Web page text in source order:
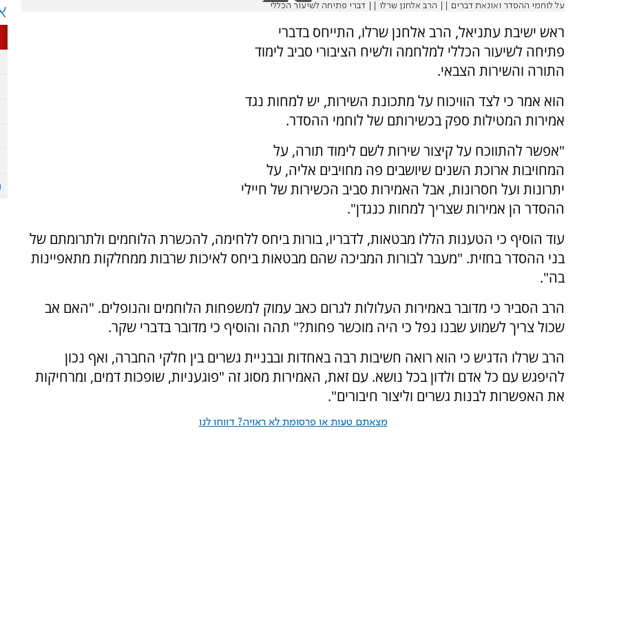
על לוחמי ההסדר ואונאת דברים || הרב אלחנן שרלו || דברי פתיחה לשיעור הכללי
ראש ישיבת עתניאל, הרב אלחנן שרלו, התייחס בדברי
פתיחה לשיעור הכללי למלחמה ולשיח הציבורי סביב לימוד
התורה והשירות הצבאי.
הוא אמר כי לצד הוויכוח על מתכונת השירות, יש למחות נגד
אמירות המטילות ספק בכשירותם של לוחמי ההסדר.
"אפשר להתווכח על קיצור שירות לשם לימוד תורה, על
המחויבות ארוכת השנים שיושבים פה מחויבים אליה, על
יתרונות ועל חסרונות, אבל האמירות סביב הכשירות של חיילי
ההסדר הן אמירות שצריך למחות כנגדן".
עוד הוסיף כי הטענות הללו מבטאות, לדבריו, בורות ביחס ללחימה, להכשרת הלוחמים ולתרומתם של
בני ההסדר בחזית. "מעבר לבורות המביכה שהם מבטאות ביחס לאיכות שרבות ממחלקות מתאפיינות
בה".
הרב הסביר כי מדובר באמירות העלולות לגרום כאב עמוק למשפחות הלוחמים והנופלים. "האם אב
שכול צריך לשמוע שבנו נפל כי היה מוכשר פחות?" תהה והוסיף כי מדובר בדברי שקר.
הרב שרלו הדגיש כי הוא רואה חשיבות רבה באחדות ובבניית גשרים בין חלקי החברה, ואף נכון
להיפגש עם כל אדם ולדון בכל נושא. עם זאת, האמירות מסוג זה "פוגעניות, שופכות דמים, ומרחיקות
את האפשרות לבנות גשרים וליצור חיבורים".
מצאתם טעות או פרסומת לא ראויה? דווחו לנו